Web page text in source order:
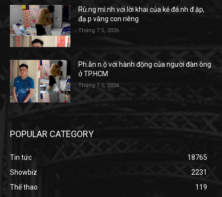
Rù.ng mì.nh với lời khai của kẻ đá.nh đ.ập,
đạ.p văng con riêng
Tháng 7 5, 2026
Ph.ẫn n.ộ với hành động của người đàn ông
ở TP.HCM
Tháng 7 5, 2026
POPULAR CATEGORY
Tin tức
18765
Showbiz
2231
Thể thao
119